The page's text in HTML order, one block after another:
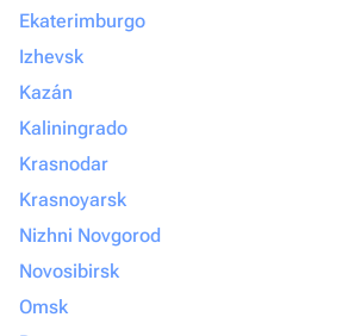
Ekaterimburgo
Izhevsk
Kazán
Kaliningrado
Krasnodar
Krasnoyarsk
Nizhni Novgorod
Novosibirsk
Omsk